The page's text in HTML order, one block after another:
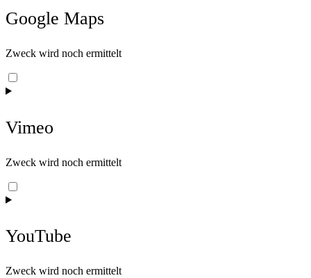
Google Maps
Zweck wird noch ermittelt
Consent
to
maps
Vimeo
Zweck wird noch ermittelt
Consent
to
YouTube
Zweck wird noch ermittelt